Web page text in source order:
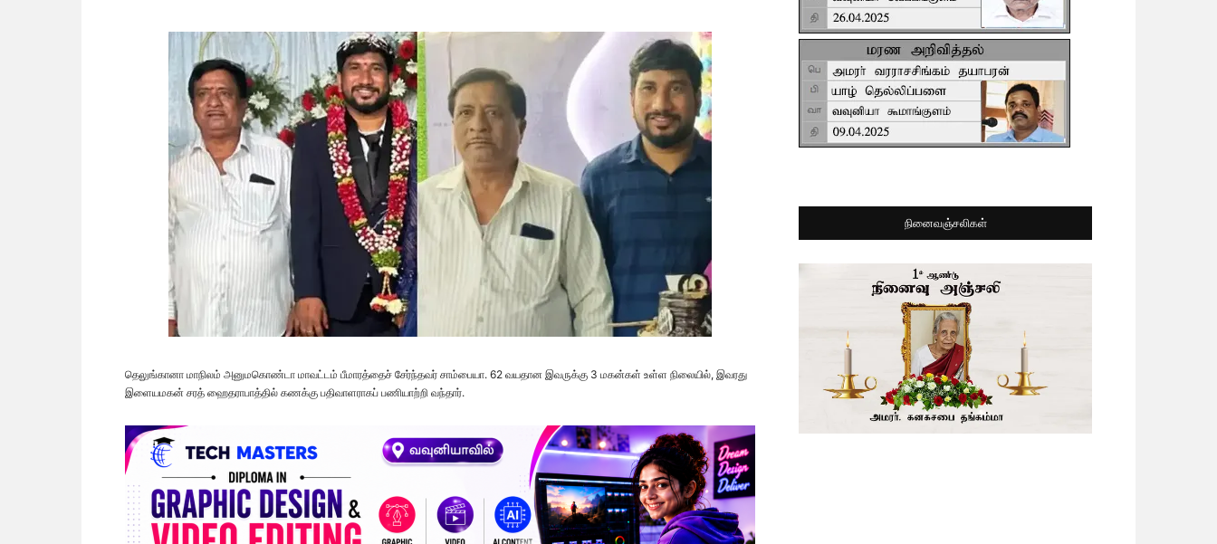
தெலுங்கானா மாநிலம் அனுமகொண்டா மாவட்டம் பீமாரத்தைச் சேர்ந்தவர் சாம்பையா. 62 வயதான இவருக்கு 3 மகன்கள் உள்ள நிலையில், இவரது
இளையமகன் சரத் ஹைதராபாத்தில் கணக்கு பதிவாளராகப் பணியாற்றி வந்தார்.
நினைவஞ்சலிகள்